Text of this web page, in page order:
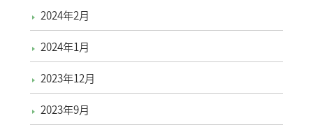
2024年2月
2024年1月
2023年12月
2023年9月